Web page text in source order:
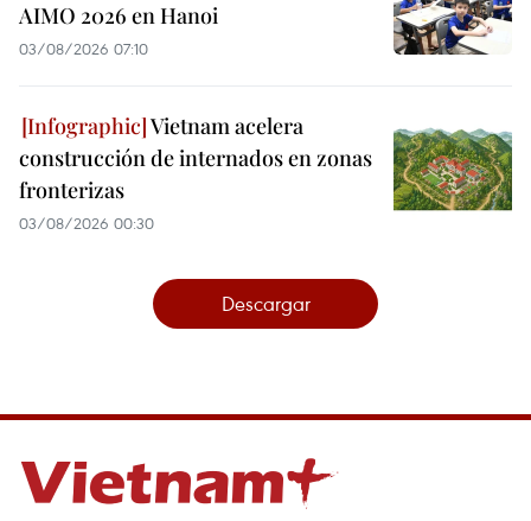
AIMO 2026 en Hanoi
03/08/2026 07:10
Vietnam acelera
construcción de internados en zonas
fronterizas
03/08/2026 00:30
Descargar